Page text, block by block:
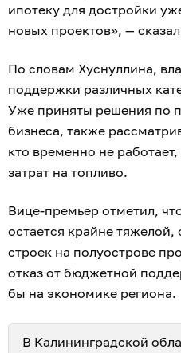
ипотеку для достройки
новых проектов», —
По словам Хуснуллина,
поддержки различных
Уже приняты решения по
бизнеса, также
кто временно не
затрат на топливо.
Вице-премьер отметил,
остается крайне
строек на полуострове
отказ от бюджетной
бы на экономике региона.
В Калининградской